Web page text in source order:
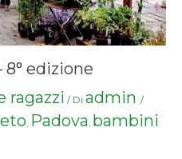
edizione
ragazzi / Di admin /
, Padova, bambini